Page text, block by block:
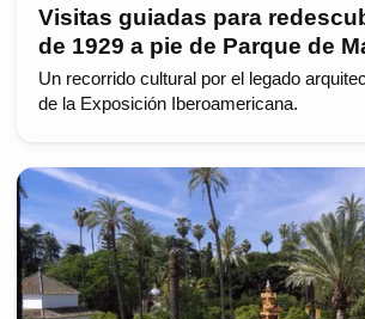
Visitas guiadas para
de 1929 a pie de Parque de
Un recorrido cultural por el legado
de la Exposición Iberoamericana.